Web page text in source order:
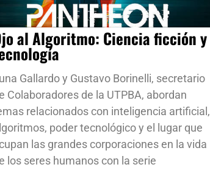
al Algoritmo: Ciencia ficción y
Gallardo y Gustavo Borinelli, secretario
Colaboradores de la UTPBA, abordan
relacionados con inteligencia artificial,
poder tecnológico y el lugar que
las grandes corporaciones en la vida
los seres humanos con la serie